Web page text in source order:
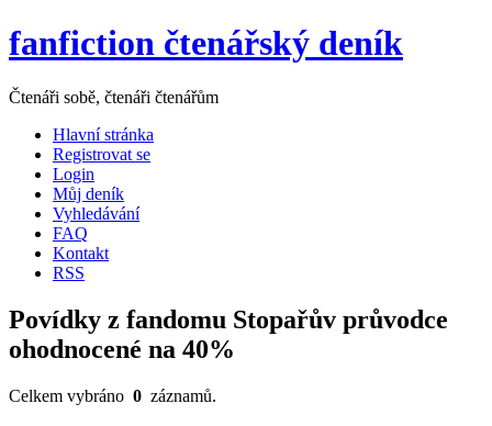
fanfiction čtenářský deník
Čtenáři sobě, čtenáři čtenářům
Hlavní stránka
Registrovat se
Login
Můj deník
Vyhledávání
FAQ
Kontakt
RSS
Povídky z fandomu Stopařův průvodce
ohodnocené na 40%
Celkem vybráno 0 záznamů.